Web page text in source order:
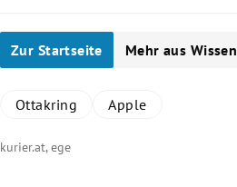
Zur Startseite Mehr aus Wissen
Ottakring Apple
kurier.at, ege